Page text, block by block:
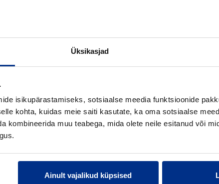
Üksikasjad
isikupärastamiseks, sotsiaalse meedia funktsioonide
kohta, kuidas meie saiti kasutate, ka oma sotsiaalse
kombineerida muu teabega, mida olete neile esitanud või
Ainult vajalikud küpsised